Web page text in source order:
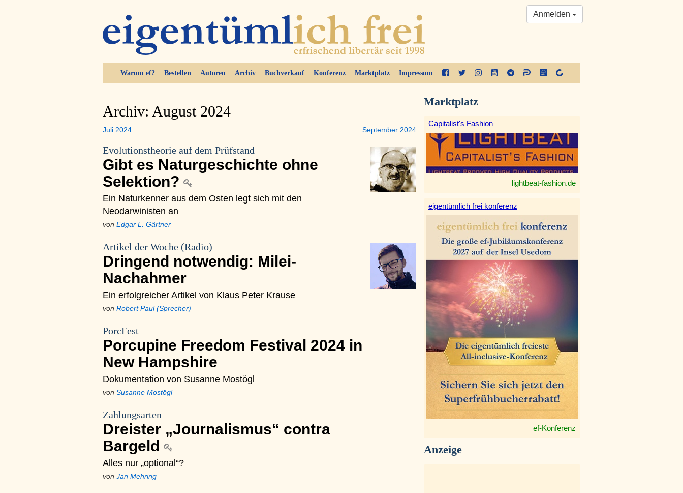
Warum ef? Bestellen Autoren Archiv Buchverkauf Konferenz Marktplatz Impressum
Anmelden
Archiv: August 2024
Juli 2024 September 2024
Evolutionstheorie auf dem Prüfstand
Gibt es Naturgeschichte ohne
Selektion?
Ein Naturkenner aus dem Osten legt sich mit den
Neodarwinisten an
von Edgar L. Gärtner
Artikel der Woche (Radio)
Dringend notwendig: Milei-
Nachahmer
Ein erfolgreicher Artikel von Klaus Peter Krause
von Robert Paul (Sprecher)
PorcFest
Porcupine Freedom Festival 2024 in
New Hampshire
Dokumentation von Susanne Mostögl
von Susanne Mostögl
Zahlungsarten
Dreister „Journalismus“ contra
Bargeld
Alles nur „optional“?
von Jan Mehring
Marktplatz
Capitalist's Fashion
lightbeat-fashion.de
eigentümlich frei konferenz
ef-Konferenz
Anzeige